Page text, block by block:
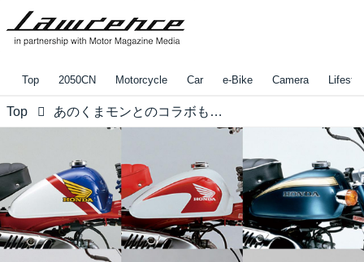
Top 2050CN Motorcycle Car e-Bike Camera
Top あのくまモンとのコラボも！？オマージュモンキー大集合！【歴代モンキーvol.6】